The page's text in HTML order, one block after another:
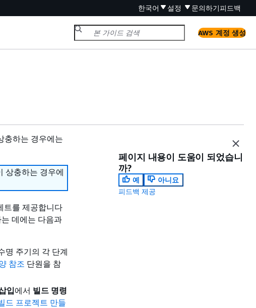
한국어 설정 문의하기피드백
AWS 계정 생성
충하는 경우에는
상충하는 경우에
트를 제공합니다
데에는 다음과
명 주기의 각 단계
참조 단원을 참
입에서 빌드 명령
드 프로젝트 만들
페이지 내용이 도움이 되었습니
까?
예
아니요
피드백 제공